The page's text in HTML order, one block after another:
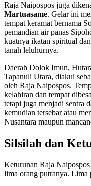
Raja Naipospos juga
Martuasame. Gelar ini
tempat keramat bernama
pemandian air panas
kuatnya ikatan spiritual
tanah leluhurnya.
Daerah Dolok Imun,
Tapanuli Utara, diakui
oleh Raja Naipospos.
kelahiran dan tempat
tetapi juga menjadi sentra
kemudian tersebar atau
Nusantara maupun
Silsilah dan
Keturunan Raja
lima orang putranya. Lima